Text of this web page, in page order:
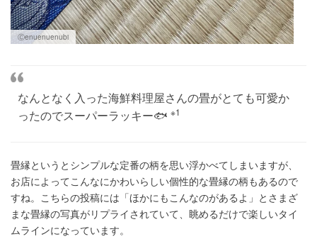
Ⓒenuenuenubi
なんとなく入った海鮮料理屋さんの畳がとても可愛か
ったのでスーパーラッキー🐟 ※1
畳縁というとシンプルな定番の柄を思い浮かべてしまいますが、
お店によってこんなにかわいらしい個性的な畳縁の柄もあるので
すね。こちらの投稿には「ほかにもこんなのがあるよ」とさまざ
まな畳縁の写真がリプライされていて、眺めるだけで楽しいタイ
ムラインになっています。